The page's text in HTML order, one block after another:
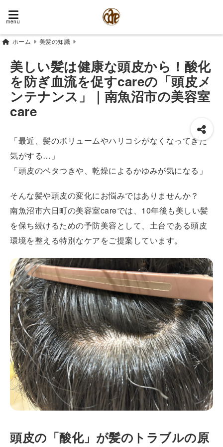
menu
ホーム 美髪の知識
美しい髪は健康な頭皮から！酸化
を防ぎ血流を促すcareの「頭皮メ
ンテナンス」｜南魚沼市の美容室
care
「最近、髪のボリュームやハリコシがなくなってきた
気がする…」
「頭皮のベタつきや、乾燥によるかゆみが気になる」
そんな髪や頭皮の変化にお悩みではありませんか？
南魚沼市六日町の美容室careでは、10年後も美しい髪
を保ち続けるための予防美容として、土台である頭皮
環境を整える特別なケアをご提案しています。
頭皮の「酸化」が髪のトラブルの原